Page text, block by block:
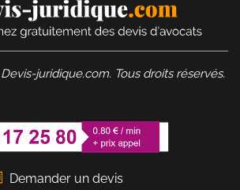
juridique.com. Tous droits réservés.
Demander un devis